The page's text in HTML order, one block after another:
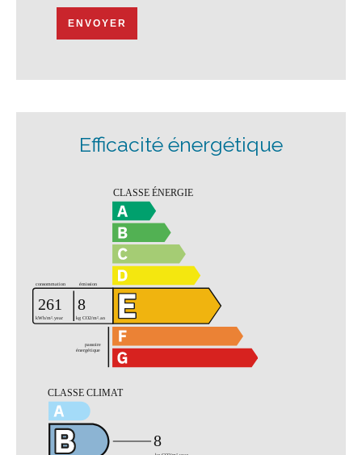
ENVOYER
Efficacité énergétique